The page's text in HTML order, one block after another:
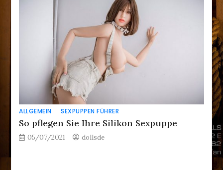
ALLGEMEIN SEXPUPPEN FÜHRER
So pflegen Sie Ihre Silikon Sexpuppe
05/07/2021 dollsde